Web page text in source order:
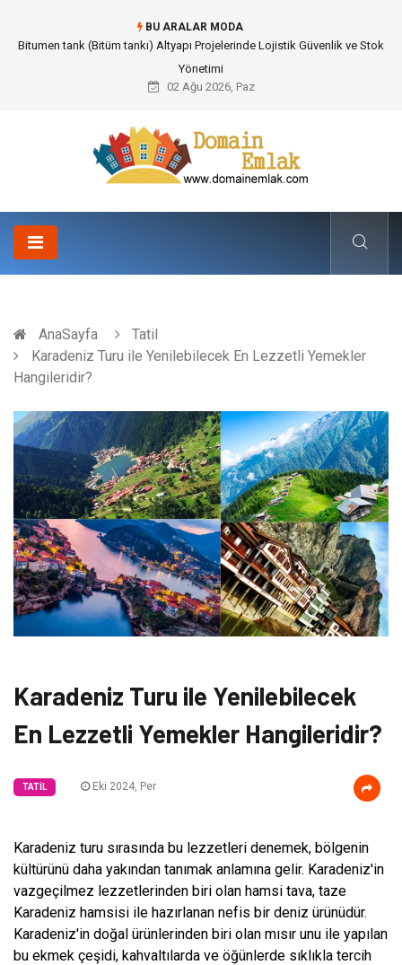
BU ARALAR MODA
Güvenilir Chip Satışı: Kesintisiz Poker Deneyimi İçin Profesyonel Destek
02 Ağu 2026, Paz
AnaSayfa
Tatil
Karadeniz Turu ile Yenilebilecek En Lezzetli Yemekler
Hangileridir?
Karadeniz Turu ile Yenilebilecek
En Lezzetli Yemekler Hangileridir?
TATIL Eki 2024, Per
Karadeniz turu sırasında bu lezzetleri denemek, bölgenin
kültürünü daha yakından tanımak anlamına gelir. Karadeniz'in
vazgeçilmez lezzetlerinden biri olan hamsi tava, taze
Karadeniz hamsisi ile hazırlanan nefis bir deniz ürünüdür.
Karadeniz'in doğal ürünlerinden biri olan mısır unu ile yapılan
bu ekmek çeşidi, kahvaltılarda ve öğünlerde sıklıkla tercih